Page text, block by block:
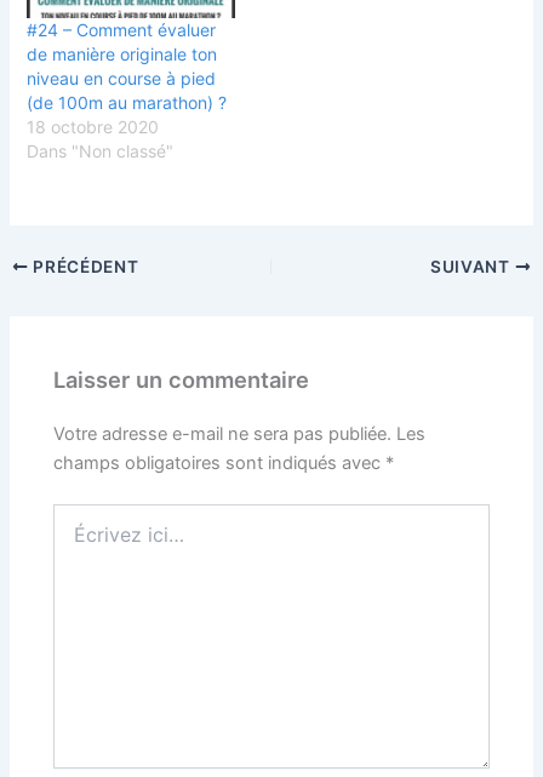
#24 – Comment évaluer
de manière originale ton
niveau en course à pied
(de 100m au marathon) ?
18 octobre 2020
Dans "Non classé"
PRÉCÉDENT SUIVANT
Laisser un commentaire
Votre adresse e-mail ne sera pas publiée. Les
champs obligatoires sont indiqués avec *
ici…